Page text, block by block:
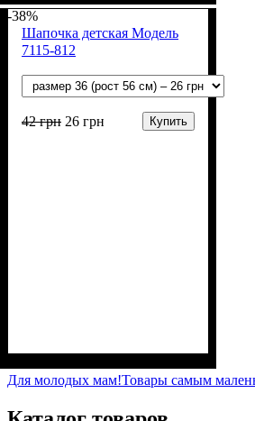
х/б)
-38%
Шапочка детская Модель
7115-812
42грн 26 грн Купить
вафелька (100% хлопок)
Для молодых мам!Товары самым